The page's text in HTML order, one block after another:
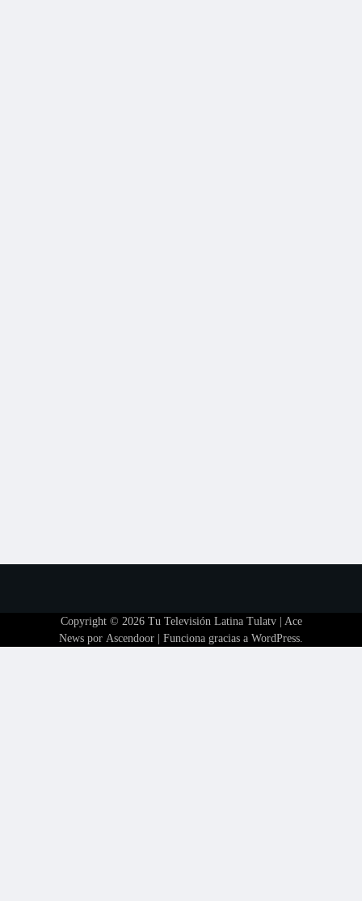
Copyright © 2026 Tu Televisión Latina Tulatv| Ace
News por Ascendoor | Funciona gracias a WordPress.